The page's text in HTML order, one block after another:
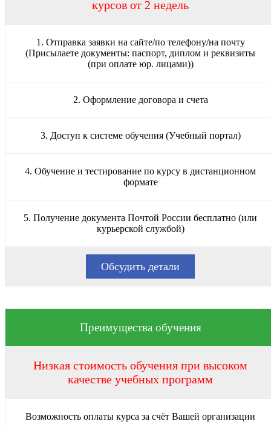
курсов от 2 недель
1. Отправка заявки на сайте/по телефону/на почту
(Присылаете документы: паспорт, диплом и реквизиты
(при оплате юр. лицами))
2. Оформление договора и счета
3. Доступ к системе обучения (Учебный портал)
4. Обучение и тестирование по курсу в дистанционном
формате
5. Получение документа Почтой России бесплатно (или
курьерской службой)
Обсудить детали
Преимущества обучения
Низкая стоимость обучения при высоком
качестве учебных программ
Возможность оплаты курса за счёт Вашей организации